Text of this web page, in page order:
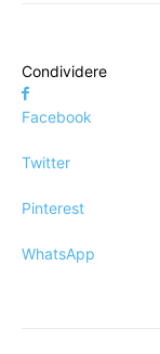
Condividere
Facebook
Twitter
Pinterest
WhatsApp